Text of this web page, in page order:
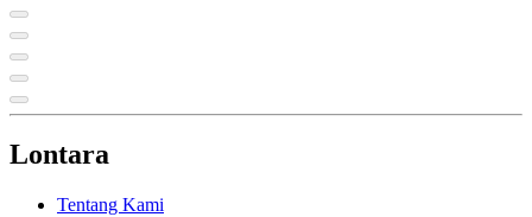
Lontara
Tentang Kami